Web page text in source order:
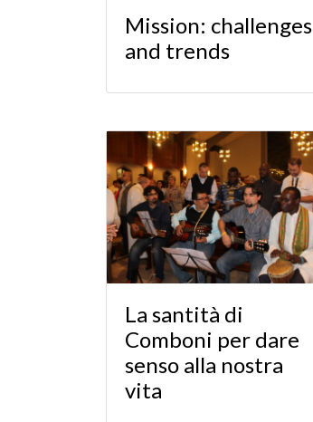
Mission: challenges
and trends
La santità di
Comboni per dare
senso alla nostra
vita